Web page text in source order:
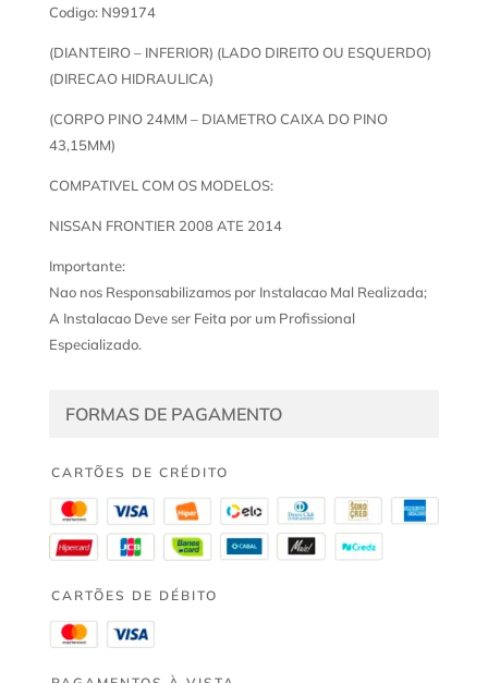
Codigo: N99174
(DIANTEIRO – INFERIOR) (LADO DIREITO OU ESQUERDO)
(DIRECAO HIDRAULICA)
(CORPO PINO 24MM – DIAMETRO CAIXA DO PINO
43,15MM)
COMPATIVEL COM OS MODELOS:
NISSAN FRONTIER 2008 ATE 2014
Importante:
Nao nos Responsabilizamos por Instalacao Mal Realizada;
A Instalacao Deve ser Feita por um Profissional
Especializado.
FORMAS DE PAGAMENTO
CARTÕES DE CRÉDITO
CARTÕES DE DÉBITO